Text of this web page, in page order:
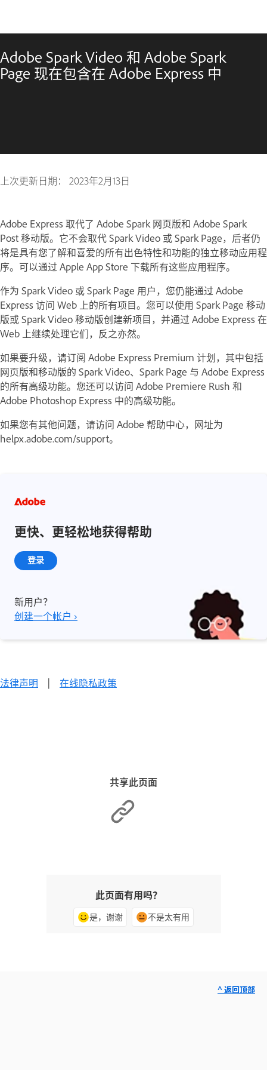
Adobe Spark Video 和 Adobe Spark
Page 现在包含在 Adobe Express 中
上次更新日期： 2023年2月13日
Adobe Express 取代了 Adobe Spark 网页版和 Adobe Spark
Post 移动版。它不会取代 Spark Video 或 Spark Page，后者仍
将是具有您了解和喜爱的所有出色特性和功能的独立移动应用程
序。可以通过 Apple App Store 下载所有这些应用程序。
作为 Spark Video 或 Spark Page 用户，您仍能通过 Adobe
Express 访问 Web 上的所有项目。您可以使用 Spark Page 移动
版或 Spark Video 移动版创建新项目，并通过 Adobe Express 在
Web 上继续处理它们，反之亦然。
如果要升级，请订阅 Adobe Express Premium 计划，其中包括
网页版和移动版的 Spark Video、Spark Page 与 Adobe Express
的所有高级功能。您还可以访问 Adobe Premiere Rush 和
Adobe Photoshop Express 中的高级功能。
如果您有其他问题，请访问 Adobe 帮助中心，网址为
helpx.adobe.com/support。
更快、更轻松地获得帮助
登录
新用户？
创建一个帐户 ›
法律声明 | 在线隐私政策
共享此页面
此页面有用吗？
是，谢谢 不是太有用
^ 返回顶部